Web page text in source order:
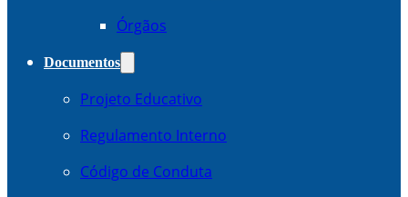
Órgãos
Documentos
Projeto Educativo
Regulamento Interno
Código de Conduta